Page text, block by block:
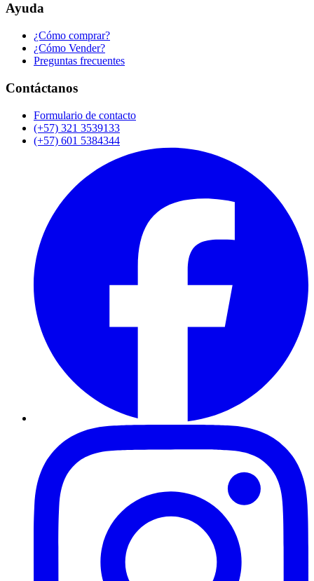
Ayuda
¿Cómo comprar?
¿Cómo Vender?
Preguntas frecuentes
Contáctanos
Formulario de contacto
(+57) 321 3539133
(+57) 601 5384344